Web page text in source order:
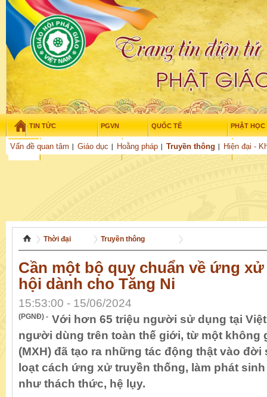
TIN TỨC PGVN QUỐC TẾ PHẬT HỌC
THỜI ĐẠI
Vấn đề quan tâm Giáo dục Hoằng pháp Truyền thông Hiện đại -
TUỔI TRẺ NGHIÊN CỨU VĂN HỌC
Chủ nhật - 9/08/2026 – 14 :18 13
Thời đại Truyền thông
Cần một bộ quy chuẩn về ứng
hội dành cho Tăng Ni
15:53:00 - 15/06/2024
(PGNĐ) - Với hơn 65 triệu người sử dụng tại
người dùng trên toàn thế giới, từ một không
(MXH) đã tạo ra những tác động thật vào
loạt cách ứng xử truyền thống, làm phát
như thách thức, hệ lụy.